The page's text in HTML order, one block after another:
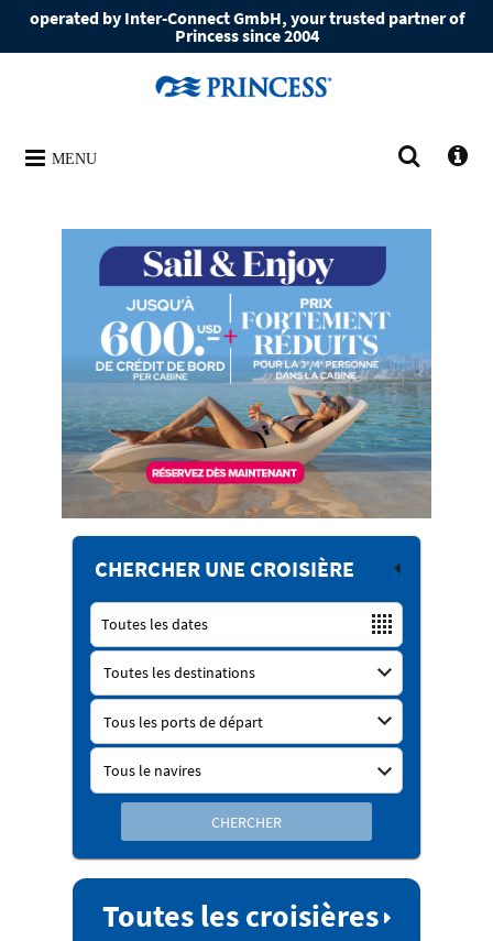
operated by Inter-Connect GmbH, your trusted partner of
Princess since 2004
MENU
CHERCHER UNE CROISIÈRE
CHERCHER
Toutes les croisières